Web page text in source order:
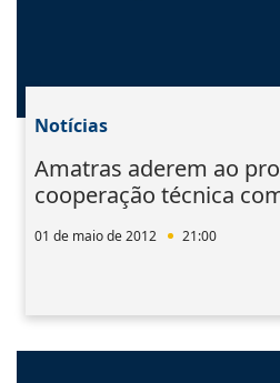
Notícias
Amatras aderem ao
cooperação técnica
01 de maio de 2012 21:00